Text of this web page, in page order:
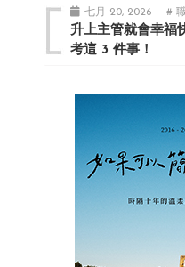
七月 20, 2026 #
升上主管就會幸福
考這 3 件事！